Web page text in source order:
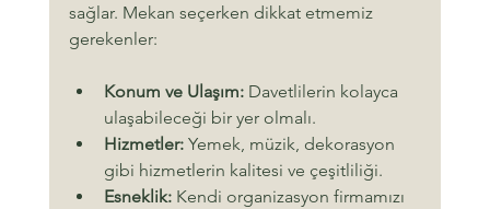
sağlar. Mekan seçerken dikkat etmemiz
gerekenler:
Konum ve Ulaşım: Davetlilerin kolayca
ulaşabileceği bir yer olmalı.
Hizmetler: Yemek, müzik, dekorasyon
gibi hizmetlerin kalitesi ve çeşitliliği.
Esneklik: Kendi organizasyon firmamızı